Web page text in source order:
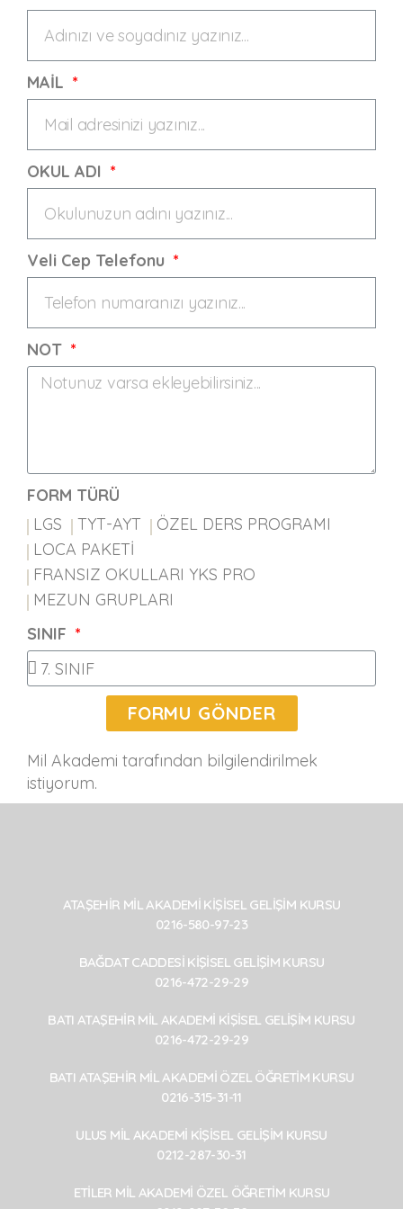
MAİL
OKUL ADI
Veli Cep Telefonu
NOT
FORM TÜRÜ
LGS
TYT-AYT
ÖZEL DERS PROGRAMI
LOCA PAKETİ
FRANSIZ OKULLARI YKS PRO
MEZUN GRUPLARI
SINIF
FORMU GÖNDER
Mil Akademi tarafından bilgilendirilmek
istiyorum.
ATAŞEHİR MİL AKADEMİ KİŞİSEL GELİŞİM KURSU
0216-580-97-23
BAĞDAT CADDESİ KİŞİSEL GELİŞİM KURSU
0216-472-29-29
BATI ATAŞEHİR MİL AKADEMİ KİŞİSEL GELİŞİM KURSU
0216-472-29-29
BATI ATAŞEHİR MİL AKADEMİ ÖZEL ÖĞRETİM KURSU
0216-315-31-11
ULUS MİL AKADEMİ KİŞİSEL GELİŞİM KURSU
0212-287-30-31
ETİLER MİL AKADEMİ ÖZEL ÖĞRETİM KURSU